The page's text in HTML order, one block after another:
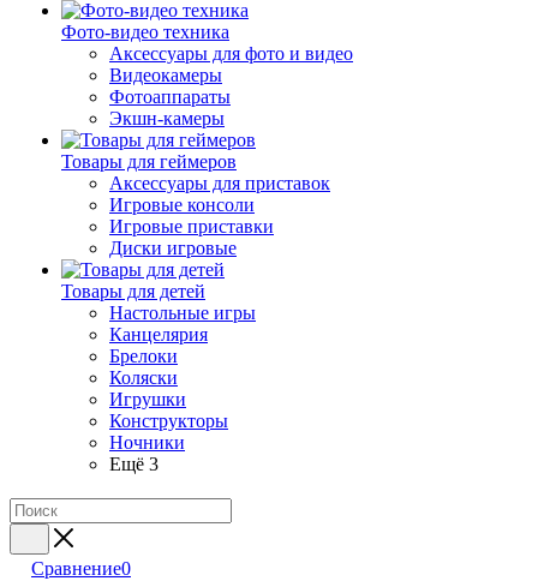
Фото-видео техника
Аксессуары для фото и видео
Видеокамеры
Фотоаппараты
Экшн-камеры
Товары для геймеров
Аксессуары для приставок
Игровые консоли
Игровые приставки
Диски игровые
Товары для детей
Настольные игры
Канцелярия
Брелоки
Коляски
Игрушки
Конструкторы
Ночники
Ещё 3
Сравнение0